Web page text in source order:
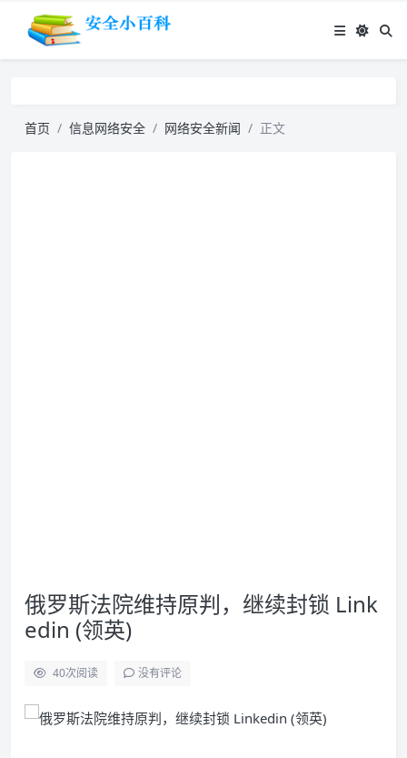
首页 信息网络安全 网络安全新闻 正文
俄罗斯法院维持原判，继续封锁 Link
edin (领英)
40次阅读 没有评论